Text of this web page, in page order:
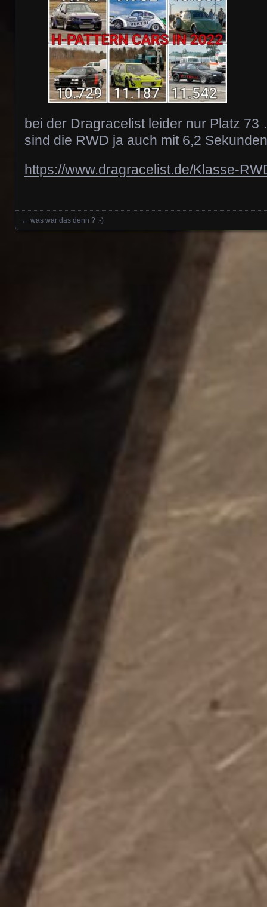
bei der Dragracelist leider nur Platz
sind die RWD ja auch mit 6,2
https://www.dragracelist.de/Klasse-
Posts navigation
← was war das denn ? :-)